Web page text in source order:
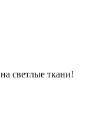
светлые ткани!